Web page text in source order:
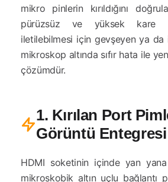
mikro pinlerin kırıldığını
pürüzsüz ve yüksek kare
iletilebilmesi için gevşeyen ya da
mikroskop altında sıfır hata ile
çözümdür.
1. Kırılan Port
Görüntü
HDMI soketinin içinde yan
mikroskobik altın uçlu bağlantı